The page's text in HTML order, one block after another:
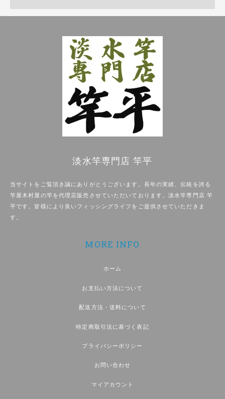
淡水竿専門店 竿平
当サイトをご覧頂き誠にありがとうございます。長年の実績、伝統を誇る
竿屋木村屋の竿を代理店販売させていただいております。淡水竿専門店 竿
平です。皆様により良いフィッシングライフをご提供させていただきま
す。
MORE INFO
ホーム
お支払い方法について
配送方法・送料について
特定商取引法に基づく表記
プライバシーポリシー
お問い合わせ
マイアカウント